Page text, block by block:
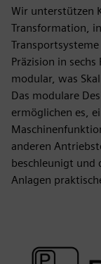
Wir unterstützen
Transformation,
Präzision in
modular, was
Das modulare
ermöglichen es,
anderen
beschleunigt und
Anlagen